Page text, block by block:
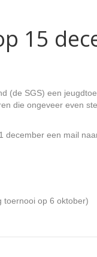
15
SGS) een
die ongeveer even
december een mail
toernooi op 6 oktober)